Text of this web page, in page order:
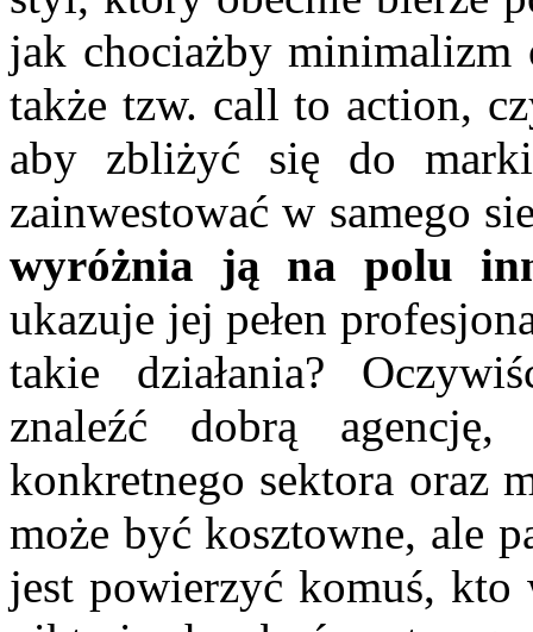
jak chociażby minimalizm
także tzw. call to action,
aby zbliżyć się do
zainwestować w samego
wyróżnia ją na polu
ukazuje jej pełen
takie działania?
znaleźć dobrą
konkretnego sektora oraz
może być kosztowne, ale
jest powierzyć komuś,